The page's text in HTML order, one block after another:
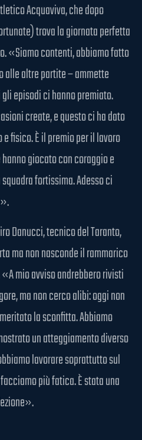
Acquaviva, che dopo
trova la giornata perfetta
«Siamo contenti, abbiamo fatto
alle altre partite – ammette
episodi ci hanno premiato.
create, e questo ci ha dato
fisico. È il premio per il lavoro
giocato con coraggio e
fortissima. Adesso ci
Danucci, tecnico del Taranto,
ma non nasconde il rammarico
mio avviso andrebbero rivisti
ma non cerco alibi: oggi non
la sconfitta. Abbiamo
un atteggiamento diverso
lavorare soprattutto sul
più fatica. È stata una